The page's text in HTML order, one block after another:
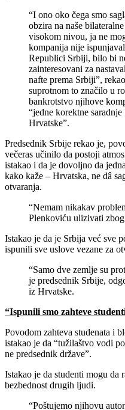
“I ono oko čega smo
obzira na naše
visokom nivou, ja ne
kompanija nije
Republici Srbiji, bilo bi
zainteresovani za
nafte prema Srbiji”,
suprotnom to značilo u
bankrotstvo njihove
“jedne korektne
Hrvatske”.
Predsednik Srbije rekao je,
večeras učinilo da postoji
istakao i da je dovoljno da
kako kaže – Hrvatska, ne dâ
otvaranja.
“Nemam nikakav
Plenkoviću ulizivati
Istakao je da je Srbija već sve
ispunili sve uslove vezane za
“Samo dve zemlje su
je predsednik Srbije,
iz Hrvatske.
“Ispunili smo zahteve
Povodom zahteva studenata i
istakao je da “tužilaštvo vodi
ne predsednik države”.
Istakao je da studenti mogu da
bezbednost drugih ljudi.
“Poštujemo njihovu